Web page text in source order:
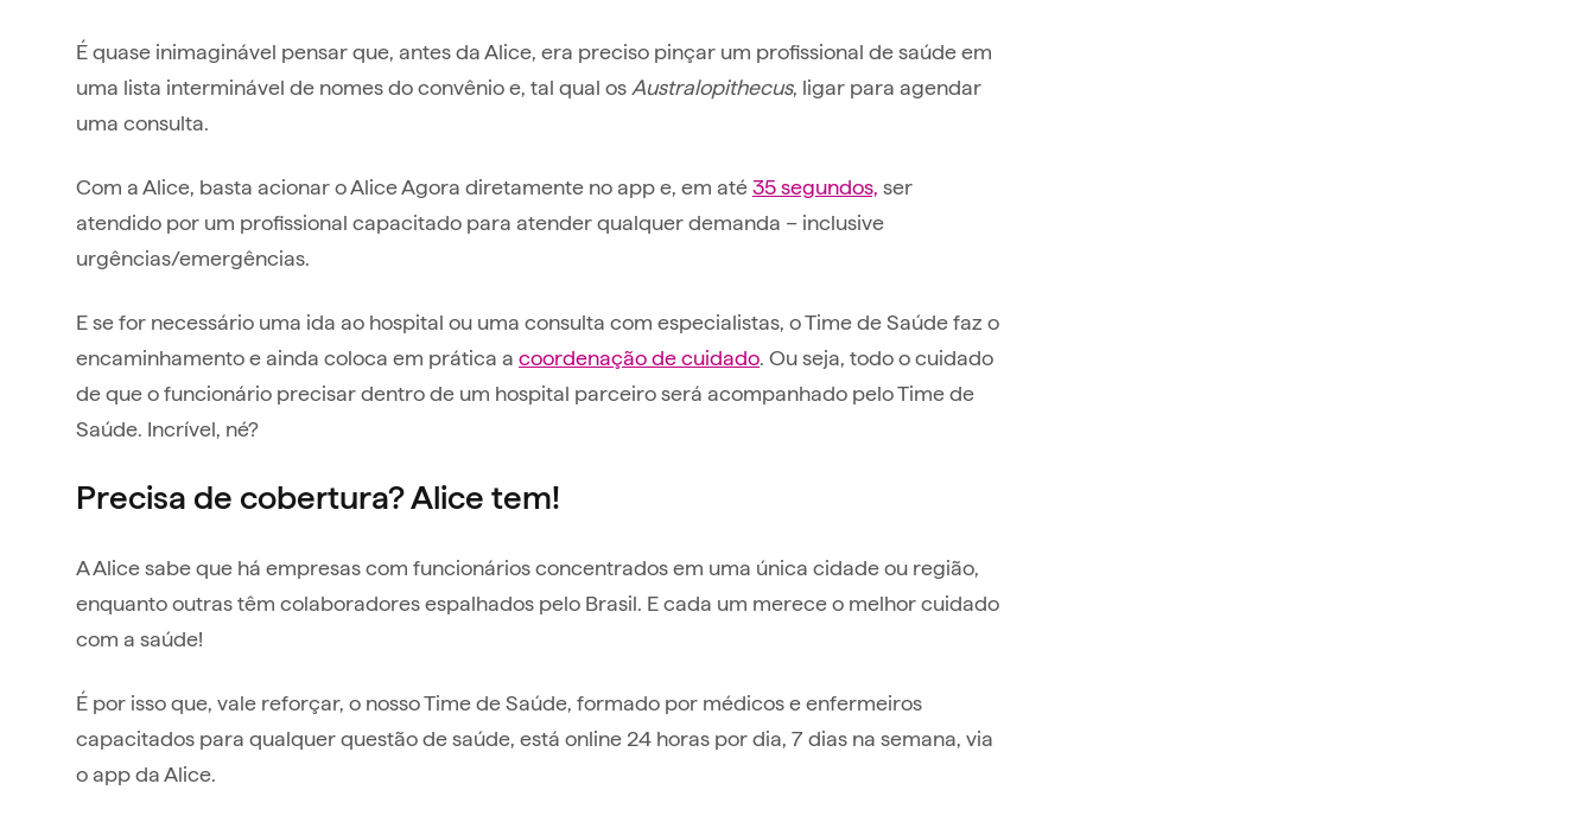
É quase inimaginável pensar que, antes da Alice, era preciso pinçar um profissional de saúde em
uma lista interminável de nomes do convênio e, tal qual os Australopithecus, ligar para agendar
uma consulta.
Com a Alice, basta acionar o Alice Agora diretamente no app e, em até35 segundos, ser
atendido por um profissional capacitado para atender qualquer demanda – inclusive
urgências/emergências.
E se for necessário uma ida ao hospital ou uma consulta com especialistas, o Time de Saúde faz o
encaminhamento e ainda coloca em prática a coordenação de cuidado. Ou seja, todo o cuidado
de que o funcionário precisar dentro de um hospital parceiro será acompanhado pelo Time de
Saúde. Incrível, né?
Precisa de cobertura? Alice tem!
A Alice sabe que há empresas com funcionários concentrados em uma única cidade ou região,
enquanto outras têm colaboradores espalhados pelo Brasil. E cada um merece o melhor cuidado
com a saúde!
É por isso que, vale reforçar, o nosso Time de Saúde, formado por médicos e enfermeiros
capacitados para qualquer questão de saúde, está online 24 horas por dia, 7 dias na semana, via
o app da Alice.